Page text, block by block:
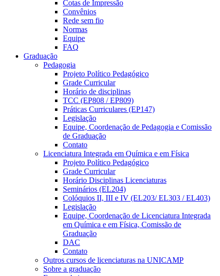
Cotas de Impressão
Convênios
Rede sem fio
Normas
Equipe
FAQ
Graduação
Pedagogia
Projeto Político Pedagógico
Grade Curricular
Horário de disciplinas
TCC (EP808 / EP809)
Práticas Curriculares (EP147)
Legislação
Equipe, Coordenação de Pedagogia e Comissão
de Graduação
Contato
Licenciatura Integrada em Química e em Física
Projeto Político Pedagógico
Grade Curricular
Horário Disciplinas Licenciaturas
Seminários (EL204)
Colóquios II, III e IV (EL203/ EL303 / EL403)
Legislação
Equipe, Coordenação de Licenciatura Integrada
em Química e em Física, Comissão de
Graduação
DAC
Contato
Outros cursos de licenciaturas na UNICAMP
Sobre a graduação